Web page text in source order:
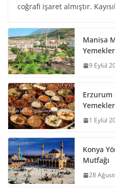
coğrafi işaret almıştır.
Manisa
9 Eylül
Erzurum
1 Eylül
Konya
Mutfağı
28